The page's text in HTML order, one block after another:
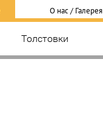
О нас / Галерея
Толстовки